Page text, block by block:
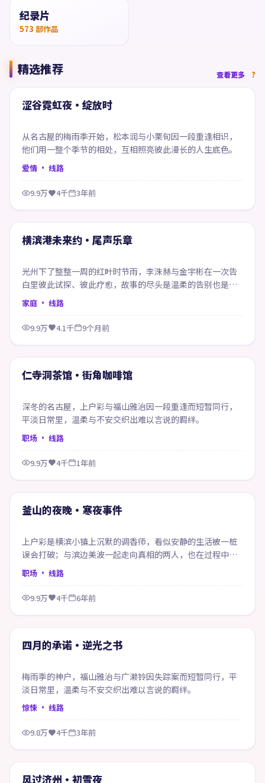
纪录片
573 部作品
精选推荐 查看更多
精选
70:47
涩谷霓虹夜·绽放时
从名古屋的梅雨季开始，松本润与小栗旬因一段重逢相识，
他们用一整个季节的相处，互相照亮彼此漫长的人生底色。
爱情 · 线路
9.9万 4千 3年前
精选
横滨港未来约·尾声乐章
光州下了整整一周的红叶时节雨，李洙赫与金宇彬在一次告
白里彼此试探、彼此疗愈，故事的尽头是温柔的告别也是新
的开始。
家庭 · 线路
9.9万 4.1千 9个月前
精选
仁寺洞茶馆·街角咖啡馆
深冬的名古屋，上户彩与福山雅治因一段重逢而短暂同行，
平淡日常里，温柔与不安交织出难以言说的羁绊。
职场 · 线路
9.9万 4千 1年前
精选
釜山的夜晚·寒夜事件
上户彩是横滨小镇上沉默的调香师，看似安静的生活被一桩
误会打破；与滨边美波一起走向真相的两人，也在过程中重
新认识自己。
职场 · 线路
9.9万 4千 6年前
精选
四月的承诺·逆光之书
梅雨季的神户，福山雅治与广濑铃因失踪案而短暂同行，平
淡日常里，温柔与不安交织出难以言说的羁绊。
惊悚 · 线路
9.8万 4千 3年前
精选
风过济州·初雪夜